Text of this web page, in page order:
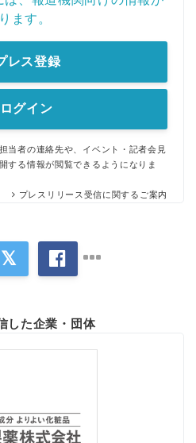
ます。
レス登録
ログイン
当者の連絡先や、イベント・記者会見
する情報が閲覧できるようになりま
プレスリリース受信に関するご案内
した企業・団体